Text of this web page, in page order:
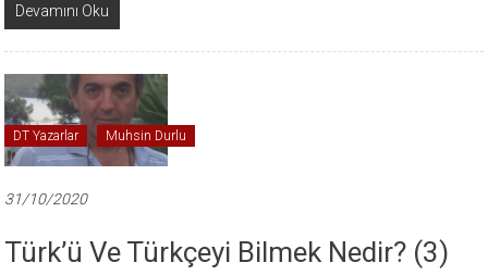
Devamını Oku
DT Yazarlar Muhsin Durlu
31/10/2020
Türk’ü Ve Türkçeyi Bilmek Nedir? (3)